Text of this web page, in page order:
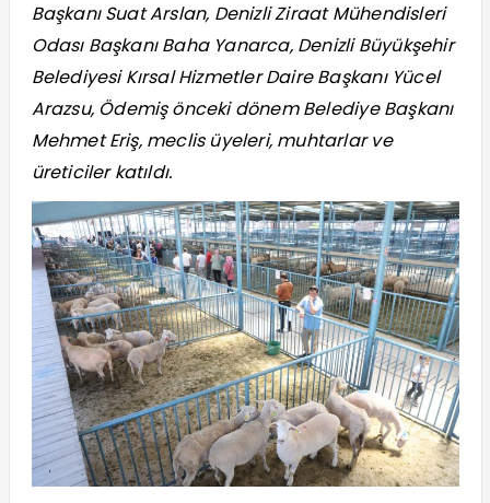
Başkanı Suat Arslan, Denizli Ziraat Mühendisleri
Odası Başkanı Baha Yanarca, Denizli Büyükşehir
Belediyesi Kırsal Hizmetler Daire Başkanı Yücel
Arazsu, Ödemiş önceki dönem Belediye Başkanı
Mehmet Eriş, meclis üyeleri, muhtarlar ve
üreticiler katıldı.